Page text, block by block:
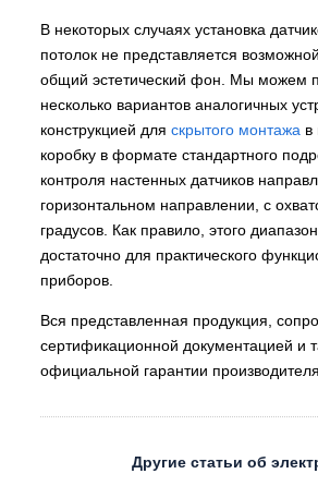
В некоторых случаях установка
потолок не представляется
общий эстетический фон. Мы можем
несколько вариантов аналогичных
конструкцией для скрытого монтажа в
коробку в формате стандартного
контроля настенных датчиков
горизонтальном направлении, с
градусов. Как правило, этого
достаточно для практического
приборов.
Вся представленная продукция,
сертификационной документацией и
официальной гарантии производителя.
Другие статьи об